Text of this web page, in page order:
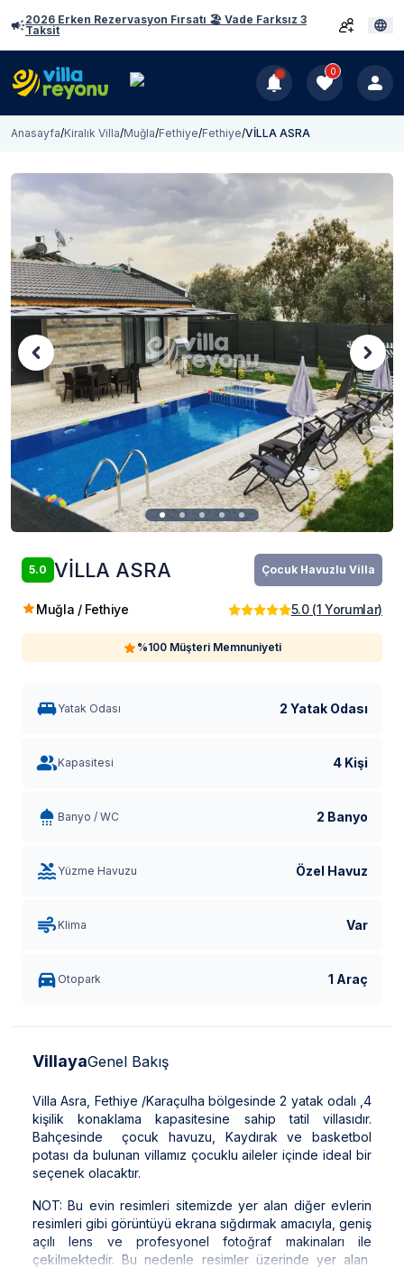
2026 Erken Rezervasyon Fırsatı 🏖️ Vade Farksız 3
Taksit
0
Anasayfa/Kiralık Villa/Muğla/Fethiye/Fethiye/VİLLA ASRA
5.0 VİLLA ASRA Çocuk Havuzlu Villa
Muğla / Fethiye 5.0(1 Yorumlar)
%100 Müşteri Memnuniyeti
Yatak Odası 2 Yatak Odası
Kapasitesi 4 Kişi
Banyo / WC 2 Banyo
Yüzme Havuzu Özel Havuz
Klima Var
Otopark 1 Araç
VillayaGenel Bakış
Villa Asra, Fethiye /Karaçulha bölgesinde 2 yatak odalı ,4
kişilik konaklama kapasitesine sahip tatil villasıdır.
Bahçesinde çocuk havuzu, Kaydırak ve basketbol
potası da bulunan villamız çocuklu aileler içinde ideal bir
seçenek olacaktır.
NOT: Bu evin resimleri sitemizde yer alan diğer evlerin
resimleri gibi görüntüyü ekrana sığdırmak amacıyla, geniş
açılı lens ve profesyonel fotoğraf makinaları ile
çekilmektedir. Bu nedenle resimler üzerinde yer alan